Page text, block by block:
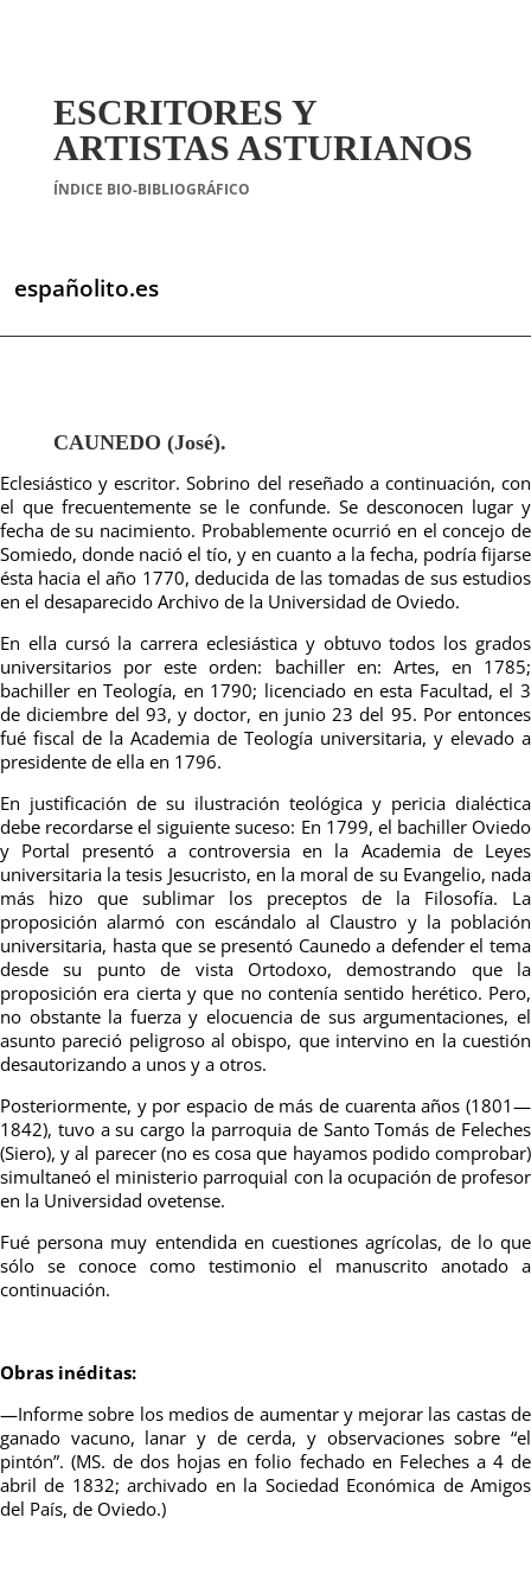
ESCRITORES Y
ARTISTAS ASTURIANOS
ÍNDICE BIO-BIBLIOGRÁFICO
españolito.es
CAUNEDO (José).
Eclesiástico y escritor. Sobrino del reseñado a continuación, con
el que frecuentemente se le confunde. Se desconocen lugar y
fecha de su nacimiento. Probablemente ocurrió en el concejo de
Somiedo, donde nació el tío, y en cuanto a la fecha, podría fijarse
ésta hacia el año 1770, deducida de las tomadas de sus estudios
en el desaparecido Archivo de la Universidad de Oviedo.
En ella cursó la carrera eclesiástica y obtuvo todos los grados
universitarios por este orden: bachiller en: Artes, en 1785;
bachiller en Teología, en 1790; licenciado en esta Facultad, el 3
de diciembre del 93, y doctor, en junio 23 del 95. Por entonces
fué fiscal de la Academia de Teología universitaria, y elevado a
presidente de ella en 1796.
En justificación de su ilustración teológica y pericia dialéctica
debe recordarse el siguiente suceso: En 1799, el bachiller Oviedo
y Portal presentó a controversia en la Academia de Leyes
universitaria la tesis Jesucristo, en la moral de su Evangelio, nada
más hizo que sublimar los preceptos de la Filosofía. La
proposición alarmó con escándalo al Claustro y la población
universitaria, hasta que se presentó Caunedo a defender el tema
desde su punto de vista Ortodoxo, demostrando que la
proposición era cierta y que no contenía sentido herético. Pero,
no obstante la fuerza y elocuencia de sus argumentaciones, el
asunto pareció peligroso al obispo, que intervino en la cuestión
desautorizando a unos y a otros.
Posteriormente, y por espacio de más de cuarenta años (1801—
1842), tuvo a su cargo la parroquia de Santo Tomás de Feleches
(Siero), y al parecer (no es cosa que hayamos podido comprobar)
simultaneó el ministerio parroquial con la ocupación de profesor
en la Universidad ovetense.
Fué persona muy entendida en cuestiones agrícolas, de lo que
sólo se conoce como testimonio el manuscrito anotado a
continuación.
Obras inéditas:
—Informe sobre los medios de aumentar y mejorar las castas de
ganado vacuno, lanar y de cerda, y observaciones sobre “el
pintón”. (MS. de dos hojas en folio fechado en Feleches a 4 de
abril de 1832; archivado en la Sociedad Económica de Amigos
del País, de Oviedo.)